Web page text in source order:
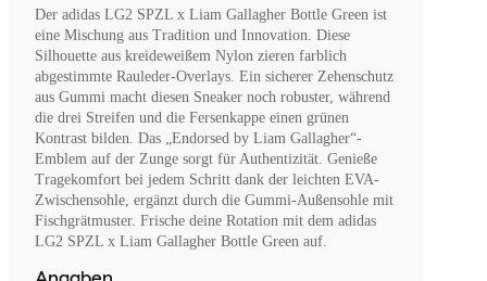
Der adidas LG2 SPZL x Liam Gallagher Bottle Green ist
eine Mischung aus Tradition und Innovation. Diese
Silhouette aus kreideweißem Nylon zieren farblich
abgestimmte Rauleder-Overlays. Ein sicherer Zehenschutz
aus Gummi macht diesen Sneaker noch robuster, während
die drei Streifen und die Fersenkappe einen grünen
Kontrast bilden. Das „Endorsed by Liam Gallagher“-
Emblem auf der Zunge sorgt für Authentizität. Genieße
Tragekomfort bei jedem Schritt dank der leichten EVA-
Zwischensohle, ergänzt durch die Gummi-Außensohle mit
Fischgrätmuster. Frische deine Rotation mit dem adidas
LG2 SPZL x Liam Gallagher Bottle Green auf.